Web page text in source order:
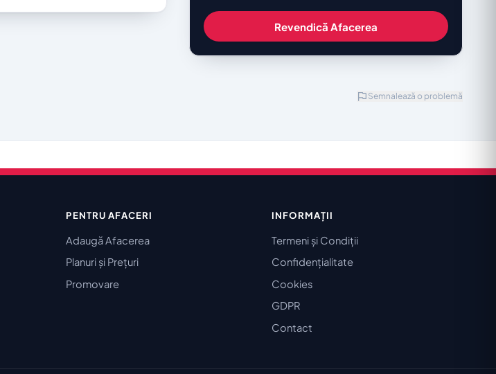
Revendică Afacerea
Semnalează o problemă
PENTRU AFACERI
Adaugă Afacerea
Planuri și Prețuri
Promovare
INFORMAȚII
Termeni și Condiții
Confidențialitate
Cookies
GDPR
Contact